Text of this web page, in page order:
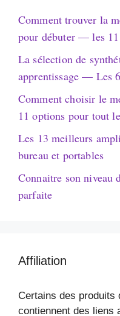
Comment trouver la
pour débuter — les
La sélection de
apprentissage — Les
Comment choisir le
11 options pour tout
Les 13 meilleurs
bureau et portables
Connaitre son
parfaite
Affiliation
Certains des produits
contiennent des liens